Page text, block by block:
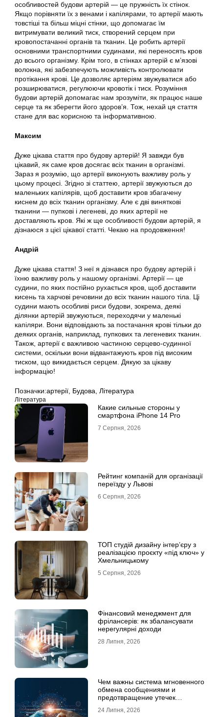
особливостей будови артерій — це пружність їх стінок.
Якщо порівняти їх з венами і капілярами, то артерії мають
товстіші та більш міцні стінки, що допомагає їм
витримувати великий тиск, створений серцем при
кровопостачанні органів та тканин. Це робить артерії
основними транспортними судинами, які переносять кров
до всього організму. Крім того, в стінках артерій є м’язові
волокна, які забезпечують можливість контролювати
протікання крові. Це дозволяє артеріям звужуватися або
розширюватися, регулюючи кровотік і тиск. Розуміння
будови артерій допомагає нам зрозуміти, як працює наше
серце та як зберегти його здоров’я. Тож, нехай ця стаття
стане для вас корисною та інформативною.
Максим
Дуже цікава стаття про будову артерій! Я завжди був
цікавий, як саме кров досягає всіх тканин в організмі.
Зараз я розумію, що артерії виконують важливу роль у
цьому процесі. Згідно зі статтею, артерії звужуються до
маленьких капілярів, щоб доставити кров збагачену
киснем до всіх тканин організму. Але є дві виняткові
тканини — пупкові і легеневі, до яких артерії не
доставляють кров. Які ж ще особливості будови артерій, я
дізнаюся з цієї цікавої статті. Чекаю на продовження!
Андрій
Дуже цікава стаття! З неї я дізнався про будову артерій і
їхню важливу роль у нашому організмі. Артерії — це
судини, по яких постійно рухається кров, щоб доставити
кисень та харчові речовини до всіх тканин нашого тіла. Ці
судини мають особливі риси будови, зокрема, деякі
ділянки артерій звужуються, переходячи у маленькі
капіляри. Вони відповідають за постачання крові тільки до
деяких органів, наприклад, пупкових та легеневих тканин.
Також, артерії є важливою частиною серцево-судинної
системи, оскільки вони відвантажують кров під високим
тиском, що викидається серцем. Дякую за цікаву
інформацію!
Позначки:артерії Будова Література
Література
Какие сильные стороны у
смартфона iPhone 14 Pro
7 Серпня, 2026
Рейтинг компаній для організації
переїзду у Львові
6 Серпня, 2026
ТОП студій дизайну інтер’єру з
реалізацією проєкту «під ключ» у
Хмельницькому
5 Серпня, 2026
Фінансовий менеджмент для
фрілансерів: як збалансувати
нерегулярні доходи
28 Липня, 2026
Чем важны система мгновенного
обмена сообщениями и
предотвращение утечек
24 Липня, 2026